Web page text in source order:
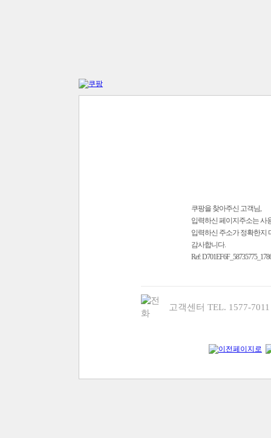
쿠팡을 찾아주신 고객님,
입력하신 페이지주소는 사
입력하신 주소가 정확한지
감사합니다.
Ref:
고객센터 TEL. 1577-